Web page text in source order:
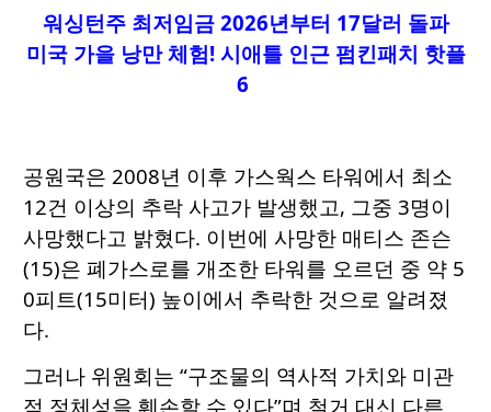
워싱턴주 최저임금 2026년부터 17달러 돌파
미국 가을 낭만 체험! 시애틀 인근 펌킨패치 핫플
6
공원국은 2008년 이후 가스웍스 타워에서 최소
12건 이상의 추락 사고가 발생했고, 그중 3명이
사망했다고 밝혔다. 이번에 사망한 매티스 존슨
(15)은 폐가스로를 개조한 타워를 오르던 중 약 5
0피트(15미터) 높이에서 추락한 것으로 알려졌
다.
그러나 위원회는 “구조물의 역사적 가치와 미관
적 정체성을 훼손할 수 있다”며 철거 대신 다른